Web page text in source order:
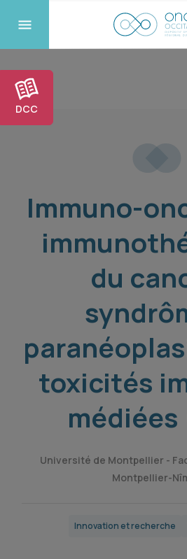
DCC
Immuno-
du
toxicités
médiées
Université de Montpellier -
Montpellier-
Innovation et recherche